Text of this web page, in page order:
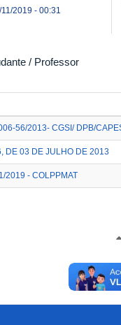
2019 - 00:31
/ Professor
56/2013- CGSI/ DPB/
DE 03 DE JULHO DE 2013
2019 - COLPPMAT